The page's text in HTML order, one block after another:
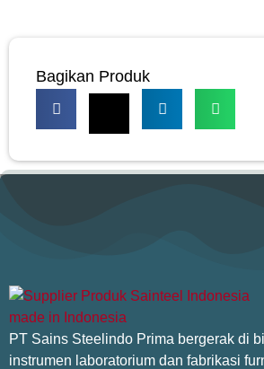
Bagikan Produk
PT Sains Steelindo Prima bergerak di
instrumen laboratorium dan fabrikasi